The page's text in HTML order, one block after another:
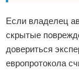
Если владелец
скрытые
довериться
европротокола